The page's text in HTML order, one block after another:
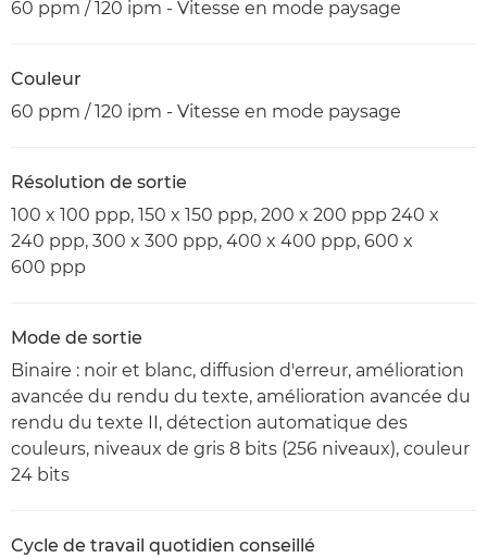
60 ppm / 120 ipm - Vitesse en mode paysage
Couleur
60 ppm / 120 ipm - Vitesse en mode paysage
Résolution de sortie
100 x 100 ppp, 150 x 150 ppp, 200 x 200 ppp 240 x
240 ppp, 300 x 300 ppp, 400 x 400 ppp, 600 x
600 ppp
Mode de sortie
Binaire : noir et blanc, diffusion d'erreur, amélioration
avancée du rendu du texte, amélioration avancée du
rendu du texte II, détection automatique des
couleurs, niveaux de gris 8 bits (256 niveaux), couleur
24 bits
Cycle de travail quotidien conseillé